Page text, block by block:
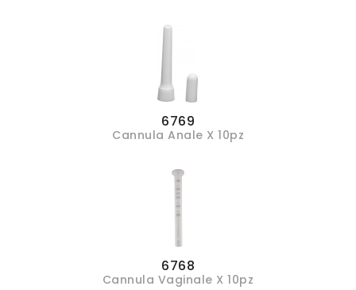
6769
Cannula Anale X 10pz
6768
Cannula Vaginale X 10pz